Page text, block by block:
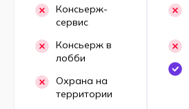
Консьерж-
сервис
Консьерж в
лобби
Охрана на
территории